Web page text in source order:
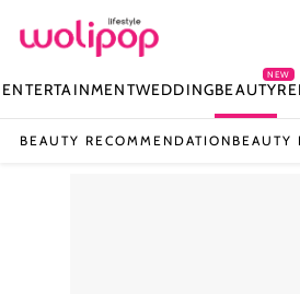
ENTERTAINMENTWEDDINGBEAUTY
NEW
BEAUTY RECOMMENDATION BEAUTY